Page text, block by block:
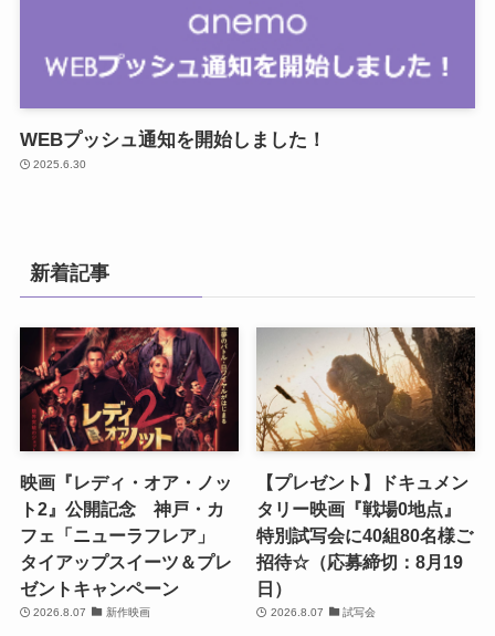
WEBプッシュ通知を開始しました！
2025.6.30
新着記事
映画『レディ・オア・ノッ
ト2』公開記念 神戸・カ
フェ「ニューラフレア」
タイアップスイーツ＆プレ
ゼントキャンペーン
2026.8.07 新作映画
【プレゼント】ドキュメン
タリー映画『戦場0地点』
特別試写会に40組80名様ご
招待☆（応募締切：8月19
日）
2026.8.07 試写会